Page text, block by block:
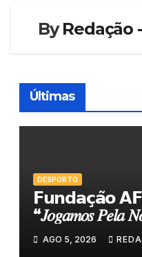
ByRedação
Últimas
DESPORTO
𝗙𝘂𝗻𝗱𝗮𝗰̧𝗮̃𝗼
“𝐽𝑜𝑔𝑎𝑚𝑜𝑠 𝑃𝑒𝑙𝑎
AGO 5, 2026